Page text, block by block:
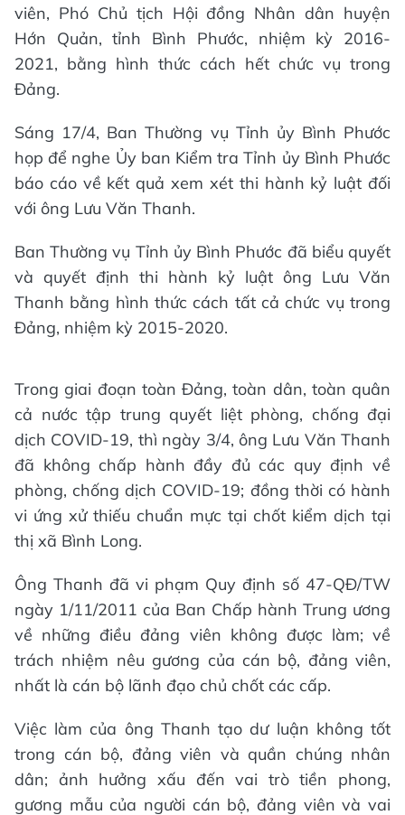
viên, Phó Chủ tịch Hội đồng Nhân dân huyện
Hớn Quản, tỉnh Bình Phước, nhiệm kỳ 2016-
2021, bằng hình thức cách hết chức vụ trong
Đảng.
Sáng 17/4, Ban Thường vụ Tỉnh ủy Bình Phước
họp để nghe Ủy ban Kiểm tra Tỉnh ủy Bình Phước
báo cáo về kết quả xem xét thi hành kỷ luật đối
với ông Lưu Văn Thanh.
Ban Thường vụ Tỉnh ủy Bình Phước đã biểu quyết
và quyết định thi hành kỷ luật ông Lưu Văn
Thanh bằng hình thức cách tất cả chức vụ trong
Đảng, nhiệm kỳ 2015-2020.
Trong giai đoạn toàn Đảng, toàn dân, toàn quân
cả nước tập trung quyết liệt phòng, chống đại
dịch COVID-19, thì ngày 3/4, ông Lưu Văn Thanh
đã không chấp hành đầy đủ các quy định về
phòng, chống dịch COVID-19; đồng thời có hành
vi ứng xử thiếu chuẩn mực tại chốt kiểm dịch tại
thị xã Bình Long.
Ông Thanh đã vi phạm Quy định số 47-QĐ/TW
ngày 1/11/2011 của Ban Chấp hành Trung ương
về những điều đảng viên không được làm; về
trách nhiệm nêu gương của cán bộ, đảng viên,
nhất là cán bộ lãnh đạo chủ chốt các cấp.
Việc làm của ông Thanh tạo dư luận không tốt
trong cán bộ, đảng viên và quần chúng nhân
dân; ảnh hưởng xấu đến vai trò tiền phong,
gương mẫu của người cán bộ, đảng viên và vai